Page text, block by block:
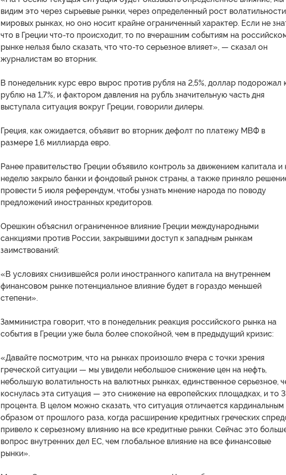
видим это через сырьевые рынки, через определенный рост
мировых рынках, но оно носит крайне ограниченный характер. Если не
что в Греции что-то происходит, то по вчерашним событиям на
рынке нельзя было сказать, что что-то серьезное влияет», — сказал он
журналистам во вторник.
В понедельник курс евро вырос против рубля на 2,5%, доллар подорожал
рублю на 1,7%, и фактором давления на рубль значительную часть дня
выступала ситуация вокруг Греции, говорили дилеры.
Греция, как ожидается, объявит во вторник дефолт по платежу МВФ в
размере 1,6 миллиарда евро.
Ранее правительство Греции объявило контроль за движением капитала и
неделю закрыло банки и фондовый рынок страны, а также приняло
провести 5 июля референдум, чтобы узнать мнение народа по поводу
предложений иностранных кредиторов.
Орешкин объяснил ограниченное влияние Греции международными
санкциями против России, закрывшими доступ к западным рынкам
заимствований:
«В условиях снизившейся роли иностранного капитала на внутреннем
финансовом рынке потенциальное влияние будет в гораздо меньшей
степени».
Замминистра говорит, что в понедельник реакция российского рынка на
события в Греции уже была более спокойной, чем в предыдущий кризис:
«Давайте посмотрим, что на рынках произошло вчера с точки зрения
греческой ситуации — мы увидели небольшое снижение цен на нефть,
небольшую волатильность на валютных рынках, единственное серьезное,
коснулась эта ситуация — это снижение на европейских площадках, и то
процента. В целом можно сказать, что ситуация отличается кардинальным
образом от прошлого раза, когда расширение кредитных греческих
привело к серьезному влиянию на все кредитные рынки. Сейчас это
вопрос внутренних дел ЕС, чем глобальное влияние на все финансовые
рынки».